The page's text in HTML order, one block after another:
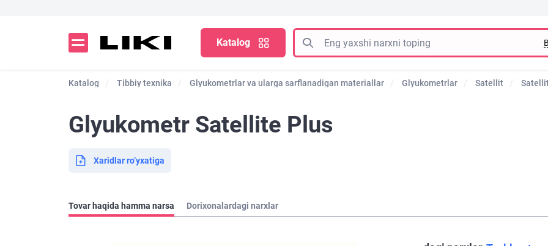
Katalog
Katalog Tibbiy texnika Glyukometrlar va ularga sarflanadigan materiallar Glyukometrlar Satellit
Glyukometr Satellite Plus
Xaridlar ro‘yxatiga
Tovar haqida hamma narsa Dorixonalardagi narxlar